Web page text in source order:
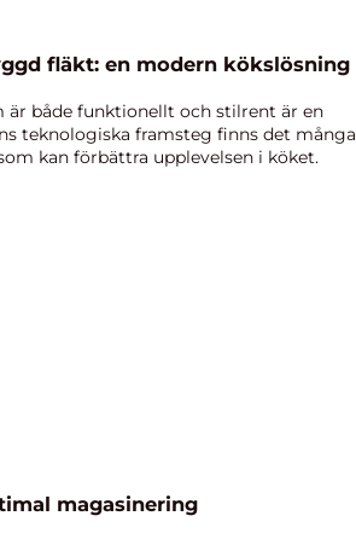
fläkt: en modern kökslösning
är både funktionellt och stilrent är en
teknologiska framsteg finns det många
kan förbättra upplevelsen i köket.
magasinering